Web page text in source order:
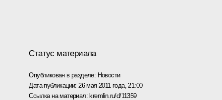
Статус материала
Опубликован в разделе: Новости
Дата публикации: 26 мая 2011 года, 21:00
Ссылка на материал: kremlin.ru/d/11359